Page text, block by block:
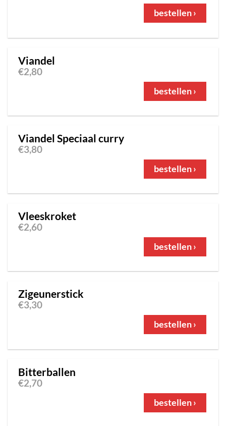
bestellen ›
Viandel
€2,80
bestellen ›
Viandel Speciaal curry
€3,80
bestellen ›
Vleeskroket
€2,60
bestellen ›
Zigeunerstick
€3,30
bestellen ›
Bitterballen
€2,70
bestellen ›